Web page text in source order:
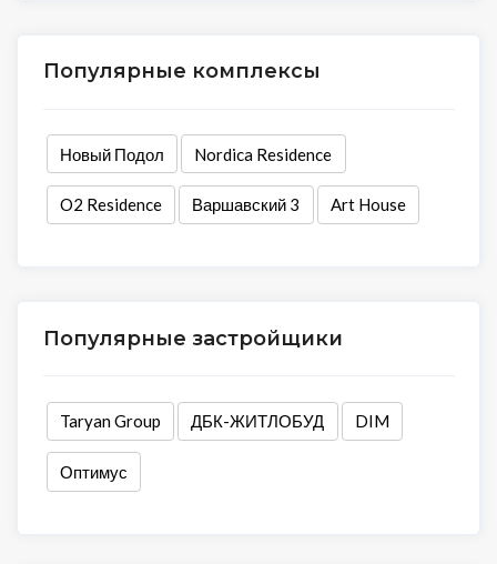
Популярные комплексы
Новый Подол Nordica Residence
O2 Residence Варшавский 3 Art House
Популярные застройщики
Taryan Group ДБК-ЖИТЛОБУД DIM
Оптимус